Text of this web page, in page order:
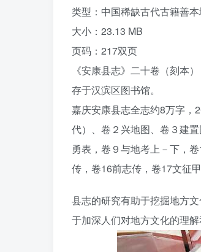
类型：中国稀缺古代古籍善
大小：23.13 MB
页码：217双页
《安康县志》二十卷（刻本
存于汉滨区图书馆。
嘉庆安康县志全志约8万字，
代）、卷２兴地图、卷３建
勇表，卷９与地考上－下，
传，卷16前志传，卷17文征
县志的研究有助于挖掘地方
于加深人们对地方文化的理解